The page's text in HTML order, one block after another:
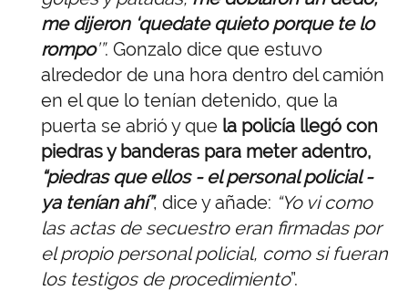
me dijeron ‘quedate quieto porque te lo
rompo’”. Gonzalo dice que estuvo
alrededor de una hora dentro del camión
en el que lo tenían detenido, que la
puerta se abrió y que la policía llegó con
piedras y banderas para meter adentro,
“piedras que ellos - el personal policial -
ya tenían ahí”, dice y añade: “Yo vi como
las actas de secuestro eran firmadas por
el propio personal policial, como si fueran
los testigos de procedimiento”.